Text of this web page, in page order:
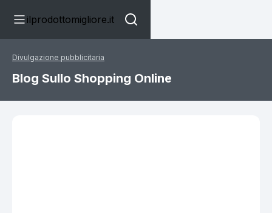
ilprodottomigliore.it
Divulgazione pubblicitaria
Blog Sullo Shopping Online